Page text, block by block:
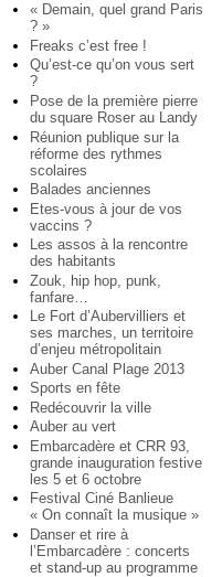
« Demain, quel grand Paris
? »
Freaks c’est free !
Qu’est-ce qu’on vous sert
?
Pose de la première pierre
du square Roser au Landy
Réunion publique sur la
réforme des rythmes
scolaires
Balades anciennes
Etes-vous à jour de vos
vaccins ?
Les assos à la rencontre
des habitants
Zouk, hip hop, punk,
fanfare…
Le Fort d’Aubervilliers et
ses marches, un territoire
d’enjeu métropolitain
Auber Canal Plage 2013
Sports en fête
Redécouvrir la ville
Auber au vert
Embarcadère et CRR 93,
grande inauguration festive
les 5 et 6 octobre
Festival Ciné Banlieue
« On connaît la musique »
Danser et rire à
l’Embarcadère : concerts
et stand-up au programme